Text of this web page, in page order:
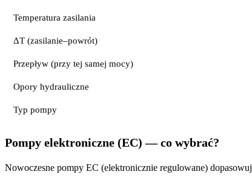
Temperatura zasilania
ΔT (zasilanie–powrót)
Przepływ (przy tej samej mocy)
Opory hydrauliczne
Typ pompy
Pompy elektroniczne (EC) — co wybrać?
Nowoczesne pompy EC (elektronicznie regulowane)